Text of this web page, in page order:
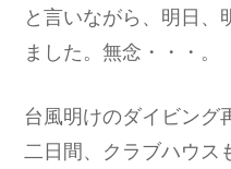
と言いながら、明日、
ました。無念・・・。
台風明けのダイビング
二日間、クラブハウス